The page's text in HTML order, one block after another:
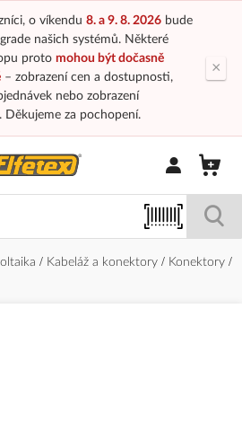
o víkendu 8. a 9. 8. 2026bude
našich systémů. Některé
proto mohou být dočasně
– zobrazení cen a dostupnosti,
nebo zobrazení
Děkujeme za pochopení.
×
Přihlásit/
Kabeláž a konektory
Konektory